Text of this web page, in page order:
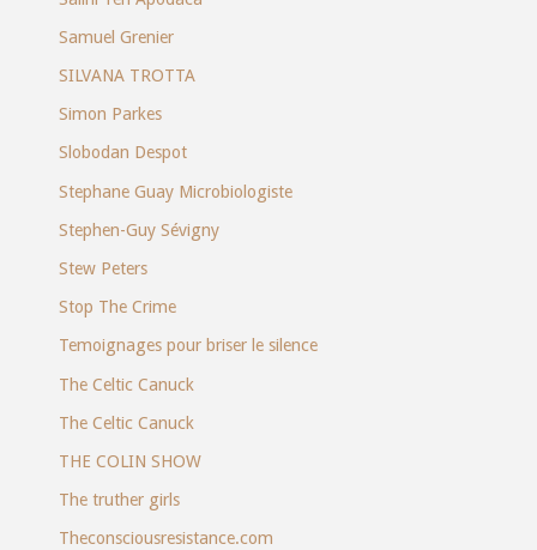
Samuel Grenier
SILVANA TROTTA
Simon Parkes
Slobodan Despot
Stephane Guay Microbiologiste
Stephen-Guy Sévigny
Stew Peters
Stop The Crime
Temoignages pour briser le silence
The Celtic Canuck
The Celtic Canuck
THE COLIN SHOW
The truther girls
Theconsciousresistance.com